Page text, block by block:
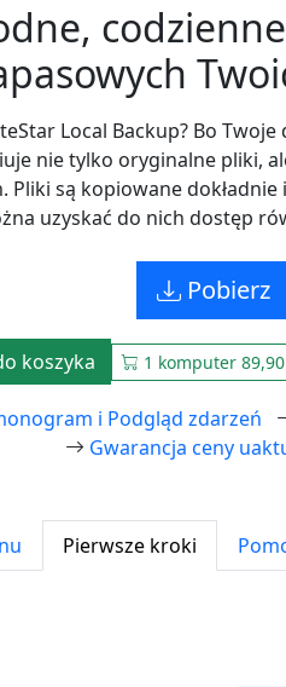
Local Backup? Bo
nie tylko oryginalne pliki,
Pliki są kopiowane
uzyskać do nich dostęp
Pobierz
koszyka 1 komputer 89,90
i Podgląd zdarzeń
Gwarancja ceny
Pierwsze kroki